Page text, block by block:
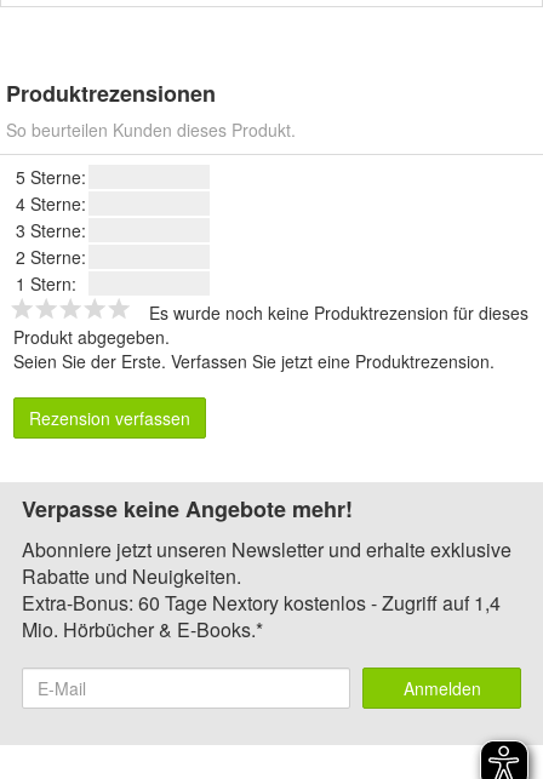
Produktrezensionen
So beurteilen Kunden dieses Produkt.
5 Sterne:
4 Sterne:
3 Sterne:
2 Sterne:
1 Stern:
Es wurde noch keine Produktrezension für dieses
Produkt abgegeben.
Seien Sie der Erste. Verfassen Sie jetzt eine Produktrezension.
Rezension verfassen
Verpasse keine Angebote mehr!
Abonniere jetzt unseren Newsletter und erhalte exklusive
Rabatte und Neuigkeiten.
Extra-Bonus: 60 Tage Nextory kostenlos - Zugriff auf 1,4
Mio. Hörbücher & E-Books.*
Anmelden